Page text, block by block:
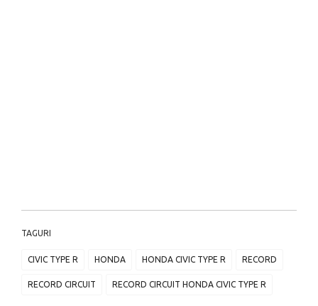
TAGURI
CIVIC TYPE R HONDA HONDA CIVIC TYPE R RECORD
RECORD CIRCUIT RECORD CIRCUIT HONDA CIVIC TYPE R